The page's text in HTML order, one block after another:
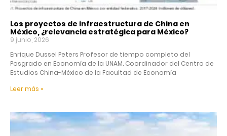
Los proyectos de infraestructura de China en
México, ¿relevancia estratégica para México?
9 junio, 2026
Enrique Dussel Peters Profesor de tiempo completo del
Posgrado en Economía de la UNAM. Coordinador del Centro de
Estudios China-México de la Facultad de Economía
Leer más »